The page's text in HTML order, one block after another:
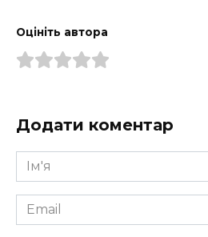
Оцініть автора
Додати коментар
Ім'я
*
Email
*